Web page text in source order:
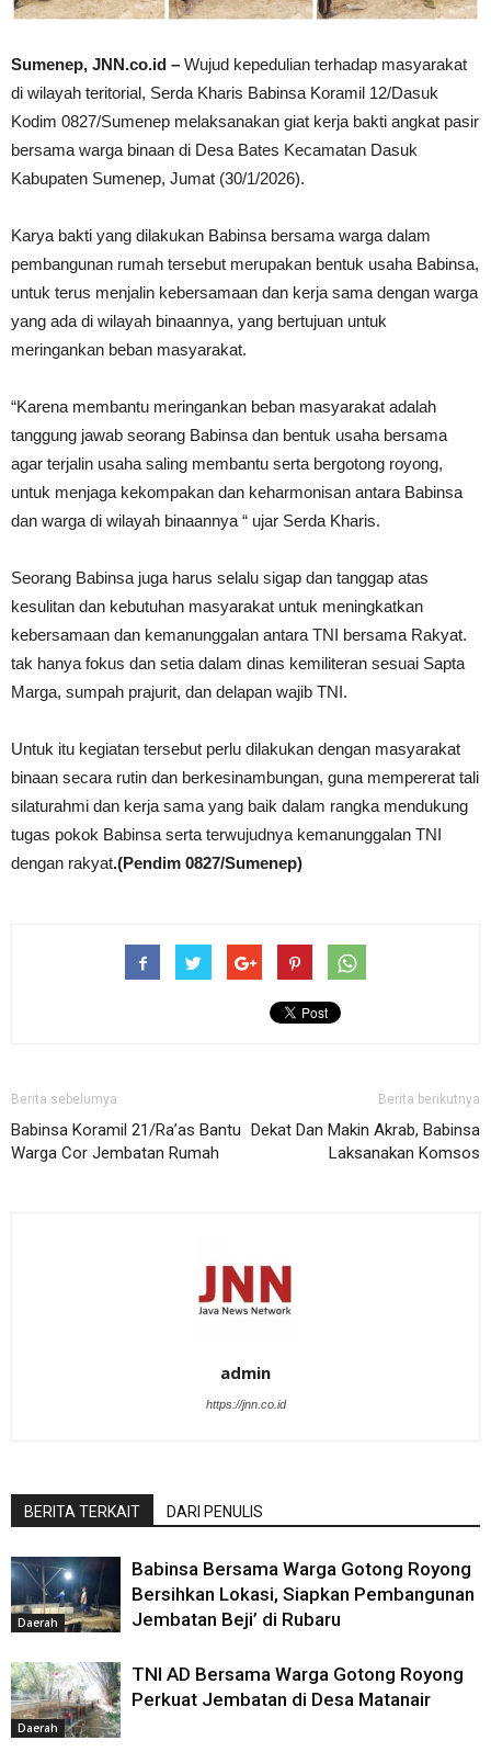
Sumenep, JNN.co.id – Wujud kepedulian terhadap masyarakat
di wilayah teritorial, Serda Kharis Babinsa Koramil 12/Dasuk
Kodim 0827/Sumenep melaksanakan giat kerja bakti angkat pasir
bersama warga binaan di Desa Bates Kecamatan Dasuk
Kabupaten Sumenep, Jumat (30/1/2026).
Karya bakti yang dilakukan Babinsa bersama warga dalam
pembangunan rumah tersebut merupakan bentuk usaha Babinsa,
untuk terus menjalin kebersamaan dan kerja sama dengan warga
yang ada di wilayah binaannya, yang bertujuan untuk
meringankan beban masyarakat.
“Karena membantu meringankan beban masyarakat adalah
tanggung jawab seorang Babinsa dan bentuk usaha bersama
agar terjalin usaha saling membantu serta bergotong royong,
untuk menjaga kekompakan dan keharmonisan antara Babinsa
dan warga di wilayah binaannya “ ujar Serda Kharis.
Seorang Babinsa juga harus selalu sigap dan tanggap atas
kesulitan dan kebutuhan masyarakat untuk meningkatkan
kebersamaan dan kemanunggalan antara TNI bersama Rakyat.
tak hanya fokus dan setia dalam dinas kemiliteran sesuai Sapta
Marga, sumpah prajurit, dan delapan wajib TNI.
Untuk itu kegiatan tersebut perlu dilakukan dengan masyarakat
binaan secara rutin dan berkesinambungan, guna mempererat tali
silaturahmi dan kerja sama yang baik dalam rangka mendukung
tugas pokok Babinsa serta terwujudnya kemanunggalan TNI
dengan rakyat.(Pendim 0827/Sumenep)
Berita sebelumya
Babinsa Koramil 21/Ra’as Bantu
Warga Cor Jembatan Rumah
Berita berikutnya
Dekat Dan Makin Akrab, Babinsa
Laksanakan Komsos
admin
https://jnn.co.id
BERITA TERKAIT DARI PENULIS
Daerah
Babinsa Bersama Warga Gotong Royong
Bersihkan Lokasi, Siapkan Pembangunan
Jembatan Beji’ di Rubaru
Daerah
TNI AD Bersama Warga Gotong Royong
Perkuat Jembatan di Desa Matanair